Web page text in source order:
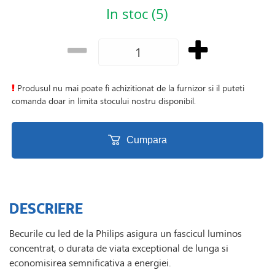
In stoc (5)
Produsul nu mai poate fi achizitionat de la furnizor si il puteti
comanda doar in limita stocului nostru disponibil.
Cumpara
DESCRIERE
Becurile cu led de la Philips asigura un fascicul luminos
concentrat, o durata de viata exceptional de lunga si
economisirea semnificativa a energiei.